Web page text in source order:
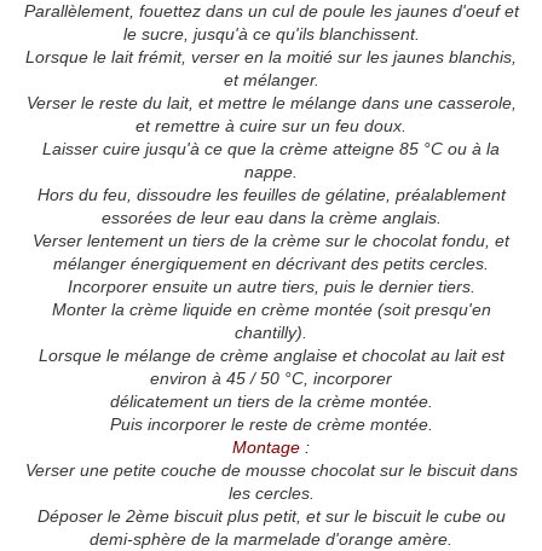
Parallèlement, fouettez dans un cul de poule les jaunes d'oeuf et
le sucre, jusqu'à ce qu'ils blanchissent.
Lorsque le lait frémit, verser en la moitié sur les jaunes blanchis,
et mélanger.
Verser le reste du lait, et mettre le mélange dans une casserole,
et remettre à cuire sur un feu doux.
Laisser cuire jusqu'à ce que la crème atteigne 85 °C ou à la
nappe.
Hors du feu, dissoudre les feuilles de gélatine, préalablement
essorées de leur eau dans la crème anglais.
Verser lentement un tiers de la crème sur le chocolat fondu, et
mélanger énergiquement en décrivant des petits cercles.
Incorporer ensuite un autre tiers, puis le dernier tiers.
Monter la crème liquide en crème montée (soit presqu'en
chantilly).
Lorsque le mélange de crème anglaise et chocolat au lait est
environ à 45 / 50 °C, incorporer
délicatement un tiers de la crème montée.
Puis incorporer le reste de crème montée.
Montage :
Verser une petite couche de mousse chocolat sur le biscuit dans
les cercles.
Déposer le 2ème biscuit plus petit, et sur le biscuit le cube ou
demi-sphère de la marmelade d'orange amère.